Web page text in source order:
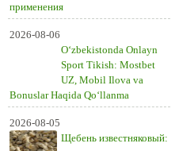
применения
2026-08-06
O‘zbekistonda Onlayn
Sport Tikish: Mostbet
UZ, Mobil Ilova va
Bonuslar Haqida Qo‘llanma
2026-08-05
Щебень известняковый: